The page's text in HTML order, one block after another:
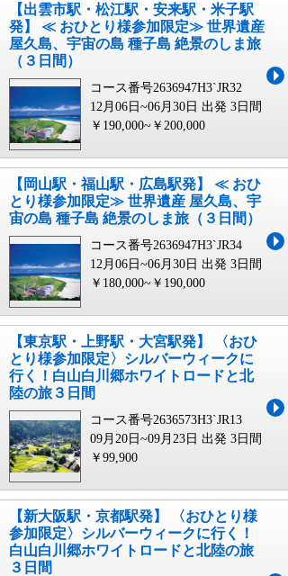
【出雲市駅・松江駅・安来駅・米子駅
発】 ≪ おひとり様参加限定≫ 世界遺産
屋久島、宇宙の島 種子島 絶景のしま旅
（３日間）
コース番号2636947H3`JR32
12月06日~06月30日 出発 3日間
￥190,000~￥200,000
【岡山駅・福山駅・広島駅発】 ≪ おひ
とり様参加限定≫ 世界遺産 屋久島、宇
宙の島 種子島 絶景のしま旅（３日間）
コース番号2636947H3`JR34
12月06日~06月30日 出発 3日間
￥180,000~￥190,000
【東京駅・上野駅・大宮駅発】 〈おひ
とり様参加限定〉シルバーウィークに
行く！白山白川郷ホワイトロードと北
陸の旅３日間
コース番号2636573H3`JR13
09月20日~09月23日 出発 3日間
￥99,900
【新大阪駅・京都駅発】 〈おひとり様
参加限定〉シルバーウィークに行く！
白山白川郷ホワイトロードと北陸の旅
３日間